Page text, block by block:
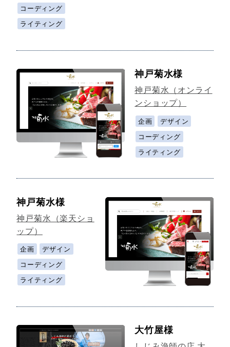
コーディング
ライティング
神戸菊水様
神戸菊水（オンライ
ンショップ）
企画
デザイン
コーディング
ライティング
神戸菊水様
神戸菊水（楽天ショ
ップ）
企画
デザイン
コーディング
ライティング
大竹屋様